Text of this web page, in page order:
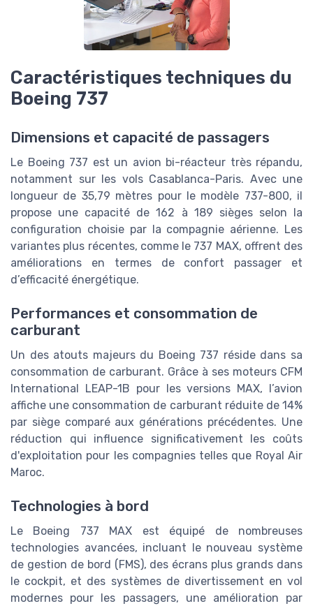
Caractéristiques techniques du
Boeing 737
Dimensions et capacité de passagers
Le Boeing 737 est un avion bi-réacteur très répandu,
notamment sur les vols Casablanca-Paris. Avec une
longueur de 35,79 mètres pour le modèle 737-800, il
propose une capacité de 162 à 189 sièges selon la
configuration choisie par la compagnie aérienne. Les
variantes plus récentes, comme le 737 MAX, offrent des
améliorations en termes de confort passager et
d’efficacité énergétique.
Performances et consommation de
carburant
Un des atouts majeurs du Boeing 737 réside dans sa
consommation de carburant. Grâce à ses moteurs CFM
International LEAP-1B pour les versions MAX, l’avion
affiche une consommation de carburant réduite de 14%
par siège comparé aux générations précédentes. Une
réduction qui influence significativement les coûts
d'exploitation pour les compagnies telles que Royal Air
Maroc.
Technologies à bord
Le Boeing 737 MAX est équipé de nombreuses
technologies avancées, incluant le nouveau système
de gestion de bord (FMS), des écrans plus grands dans
le cockpit, et des systèmes de divertissement en vol
modernes pour les passagers, une amélioration par